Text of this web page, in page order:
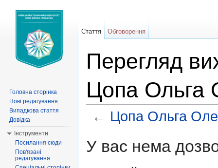
Перегляд
Цопа Ольга
← Цопа Ольга
У вас нема
Стаття Обговорення
Головна сторінка
Нові редагування
Випадкова стаття
Довідка
Інструменти
Посилання сюди
Пов'язані
редагування